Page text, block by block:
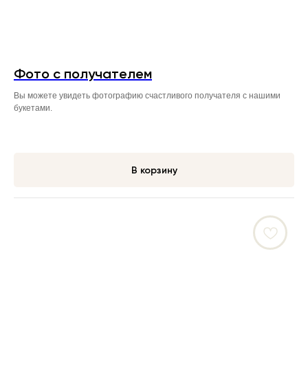
Фото с получателем
Вы можете увидеть фотографию счастливого получателя с нашими
букетами.
В корзину